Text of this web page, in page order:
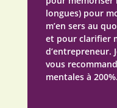
longues) pour
m’en sers au
et pour clarifier
d’entrepreneur.
vous
mentales à 200%.